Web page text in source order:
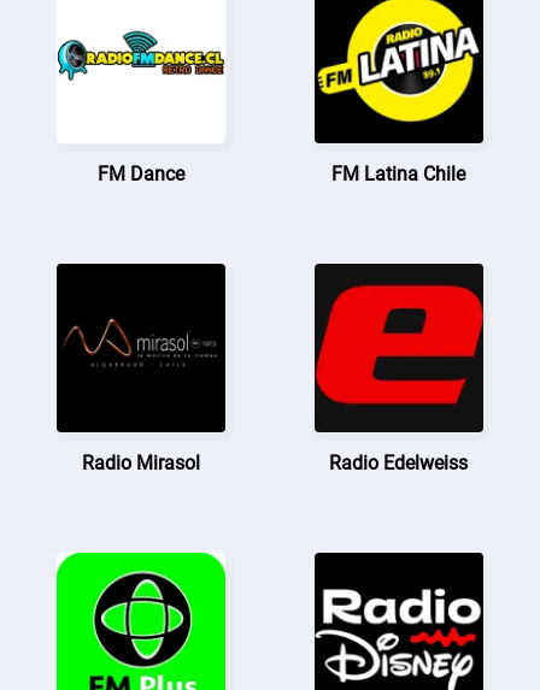
FM Dance FM Latina Chile
Radio Mirasol Radio Edelweiss